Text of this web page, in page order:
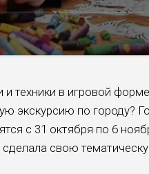
техники в игро­вой
экскурсию по городу?
с 31 октября по 6
сде­лала свою